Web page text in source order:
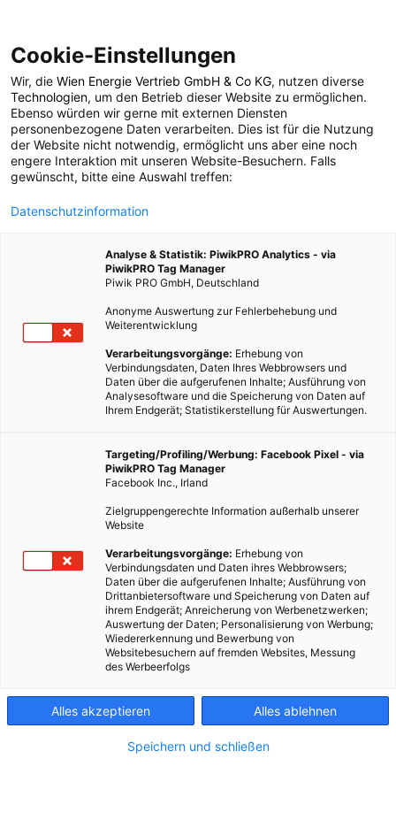
POSTS BY TAG
Ansprechpartner
1 BEITRAG
Cookie-Einstellungen
Wir, die Wien Energie Vertrieb GmbH & Co KG, nutzen diverse
Technologien, um den Betrieb dieser Website zu ermöglichen.
Ebenso würden wir gerne mit externen Diensten
personenbezogene Daten verarbeiten. Dies ist für die Nutzung
der Website nicht notwendig, ermöglicht uns aber eine noch
engere Interaktion mit unseren Website-Besuchern. Falls
gewünscht, bitte eine Auswahl treffen:
Datenschutzinformation
Analyse & Statistik: PiwikPRO Analytics - via
PiwikPRO Tag Manager
Piwik PRO GmbH, Deutschland
Anonyme Auswertung zur Fehlerbehebung und
Weiterentwicklung
Verarbeitungsvorgänge: Erhebung von
Verbindungsdaten, Daten Ihres Webbrowsers und
Daten über die aufgerufenen Inhalte; Ausführung von
Analysesoftware und die Speicherung von Daten auf
Ihrem Endgerät; Statistikerstellung für Auswertungen.
Targeting/Profiling/Werbung: Facebook Pixel - via
PiwikPRO Tag Manager
Facebook Inc., Irland
Zielgruppengerechte Information außerhalb unserer
Website
Verarbeitungsvorgänge: Erhebung von
Verbindungsdaten und Daten ihres Webbrowsers;
Daten über die aufgerufenen Inhalte; Ausführung von
Drittanbietersoftware und Speicherung von Daten auf
ihrem Endgerät; Anreicherung von Werbenetzwerken;
Auswertung der Daten; Personalisierung von Werbung;
Wiedererkennung und Bewerbung von
Websitebesuchern auf fremden Websites, Messung
des Werbeerfolgs
Alles akzeptieren Alles ablehnen
Speichern und schließen